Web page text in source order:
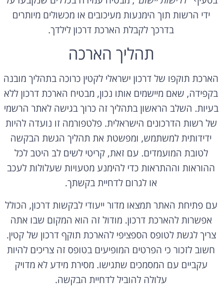
ידי הרשות תוך הימנעות מעיכובים או מכשולים מיותרים
בדרכך לקבלת הארכת דרכון לילדך.
תהליך הארכה
הארכת תוקפו של דרכון ישראלי לקטין כרוכה בתהליך מובנה
בקפידה, שאם מיישמים אותו נכון, מבטיח הארכת דרכון ללא
בעיות. השלב הראשון בתהליך זה כרוך בגישה לאתר הרשמי
של רשות הדרכונים הישראלית. פלטפורמה זו נועדה להיות
ידידותית למשתמש, ומפשטת את תהליך הגשת הבקשה
לטובת המועמדים. עם זאת, קריטי לשים לב היטב לכל
ההוראות וההתראות כדי להימנע מטעויות שעלולות לעכב
או לגרום לדחיית בקשתך.
עם פתיחת האתר תמצאו מדור ייעודי לבקשות דרכון, הכולל
אפשרות להארכת דרכון. מודול זה הוא המקום שבו אתה
צריך לגשת לטופס הספציפי להארכת תוקף דרכון של קטין.
חשוב לזכור כי הפרטים המופיעים בטופס זה צריכים להיות
עקביים עם המסמכים שתגישו. מסירת מידע לא מדויק
עלולה להוביל לדחיית הבקשה.